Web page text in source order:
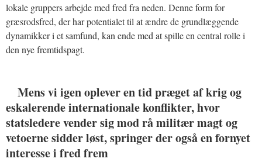
lokale gruppers arbejde med fred fra neden. Denne form for
græsrodsfred, der har potentialet til at ændre de grundlæggende
dynamikker i et samfund, kan ende med at spille en central rolle i
den nye fremtidspagt.
Mens vi igen oplever en tid præget af krig og
eskalerende internationale konflikter, hvor
statsledere vender sig mod rå militær magt og
vetoerne sidder løst, springer der også en fornyet
interesse i fred frem